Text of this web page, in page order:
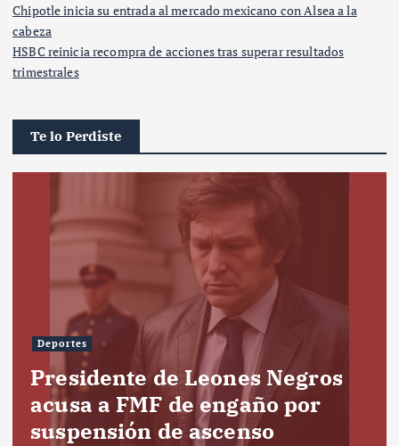
Chipotle inicia su entrada al mercado mexicano con Alsea a la
cabeza
HSBC reinicia recompra de acciones tras superar resultados
trimestrales
Te lo Perdiste
Deportes
Presidente de Leones Negros
acusa a FMF de engaño por
suspensión de ascenso